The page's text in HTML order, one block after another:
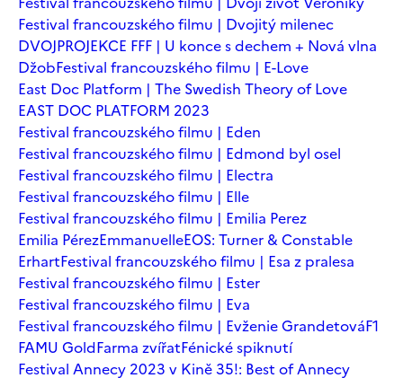
Festival francouzského filmu | Dvojitý milenec
DVOJPROJEKCE FFF | U konce s dechem + Nová vlna
DžobFestival francouzského filmu | E-Love
East Doc Platform | The Swedish Theory of Love
EAST DOC PLATFORM 2023
Festival francouzského filmu | Eden
Festival francouzského filmu | Edmond byl osel
Festival francouzského filmu | Electra
Festival francouzského filmu | Elle
Festival francouzského filmu | Emilia Perez
Emilia PérezEmmanuelleEOS: Turner & Constable
ErhartFestival francouzského filmu | Esa z pralesa
Festival francouzského filmu | Ester
Festival francouzského filmu | Eva
Festival francouzského filmu | Evženie GrandetováF1
FAMU GoldFarma zvířatFénické spiknutí
Festival Annecy 2023 v Kině 35!: Best of Annecy